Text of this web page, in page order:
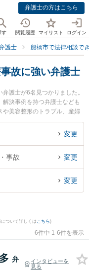
弁護士の方はこちら
す 閲覧履歴 マイリスト ログイン
護士 船橋市で法律相談で
故に強い弁護士
護士が6名見つかりました。
決事例を持つ弁護士なども
や美容整形のトラブル、産婦
き便利です。特に西船橋ゴー
律事務所の田中 隼斗弁護士、
』『手術ミスによる医療事
索したい』『初回相談無料で
内の弁護士に相談予約した
変更
事故 変更
変更
ついて詳しくはこちら)
6件中 1-6件を表示
弁
インタビューを
見る